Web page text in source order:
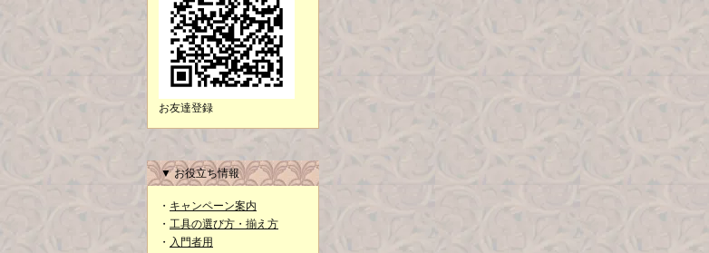
お友達登録
▼ お役立ち情報
・ キャンペーン案内
・ 工具の選び方・揃え方
・ 入門者用